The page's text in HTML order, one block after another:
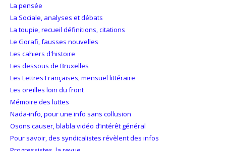
La pensée
La Sociale, analyses et débats
La toupie, recueil définitions, citations
Le Gorafi, fausses nouvelles
Les cahiers d'histoire
Les dessous de Bruxelles
Les Lettres Françaises, mensuel littéraire
Les oreilles loin du front
Mémoire des luttes
Nada-info, pour une info sans collusion
Osons causer, blabla vidéo d’intérêt général
Pour savoir, des syndicalistes révèlent des infos